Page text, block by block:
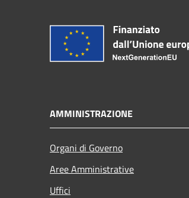
AMMINISTRAZIONE
Organi di Governo
Aree Amministrative
Uffici